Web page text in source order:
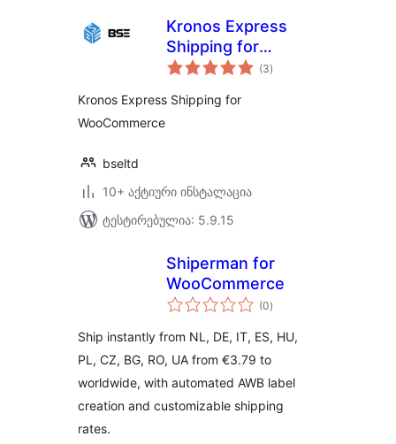
Kronos Express
Shipping for
WooCommerce
(3საერთო
რეიტინგი
)
Kronos Express Shipping for
WooCommerce
bseltd
10+ აქტიური ინსტალაცია
ტესტირებულია: 5.9.15
Shiperman for
WooCommerce
(0საერთო
რეიტინგი
)
Ship instantly from NL, DE, IT, ES, HU,
PL, CZ, BG, RO, UA from €3.79 to
worldwide, with automated AWB label
creation and customizable shipping
rates.